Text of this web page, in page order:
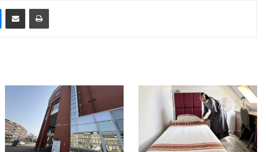
Messenger
Deel via Email Print